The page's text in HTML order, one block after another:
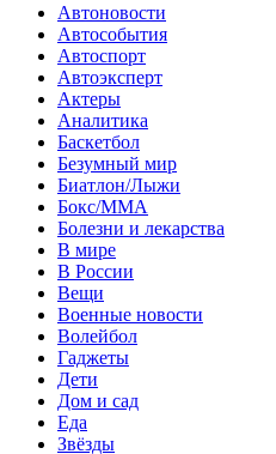
Автоновости
Автособытия
Автоспорт
Автоэксперт
Актеры
Аналитика
Баскетбол
Безумный мир
Биатлон/Лыжи
Бокс/MMA
Болезни и лекарства
В мире
В России
Вещи
Военные новости
Волейбол
Гаджеты
Дети
Дом и сад
Еда
Звёзды